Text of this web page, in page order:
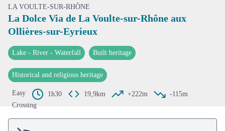
LA VOULTE-SUR-RHÔNE
La Dolce Via de La Voulte-sur-Rhône aux
Ollières-sur-Eyrieux
Lake - River - Waterfall Built heritage
Historical and religious heritage
Easy 1h30 19,9km +222m
-115m
Crossing